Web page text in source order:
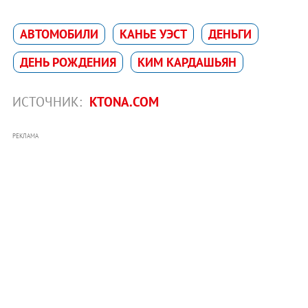
АВТОМОБИЛИ КАНЬЕ УЭСТ
ДЕНЬГИ
ДЕНЬ РОЖДЕНИЯ
КИМ КАРДАШЬЯН
ИСТОЧНИК: KTONA.COM
РЕКЛАМА